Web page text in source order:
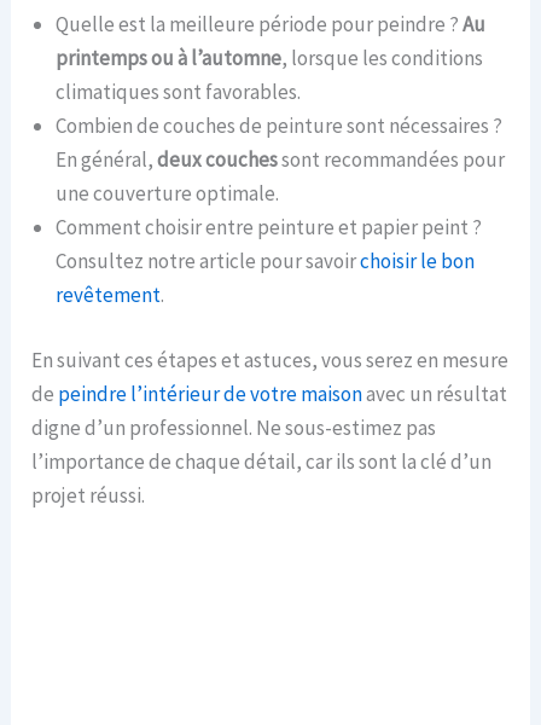
Quelle est la meilleure période pour peindre ?Au
printemps ou à l’automne, lorsque les conditions
climatiques sont favorables.
Combien de couches de peinture sont nécessaires ?
En général,deux couchessont recommandées pour
une couverture optimale.
Comment choisir entre peinture et papier peint ?
Consultez notre article pour savoirchoisir le bon
revêtement.
En suivant ces étapes et astuces, vous serez en mesure
de peindre l’intérieur de votre maisonavec un résultat
digne d’un professionnel. Ne sous-estimez pas
l’importance de chaque détail, car ils sont la clé d’un
projet réussi.